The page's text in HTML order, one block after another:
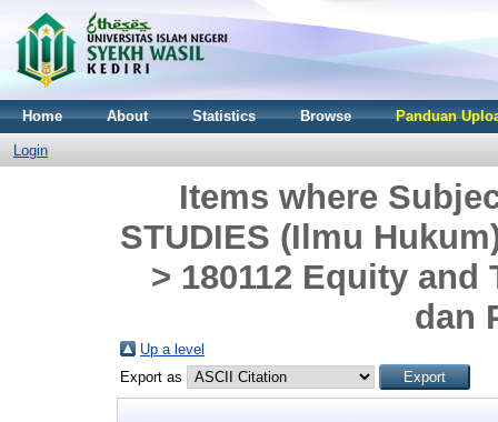
Home About Statistics Browse Panduan
Login
Items where
STUDIES (Ilmu
> 180112 Equity
dan
Up a level
Export as